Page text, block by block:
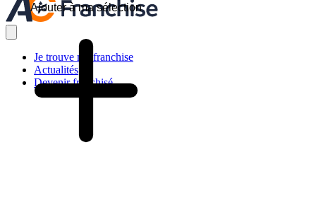
Je trouve ma franchise
Actualités
Devenir franchisé
Ajouter à ma sélection